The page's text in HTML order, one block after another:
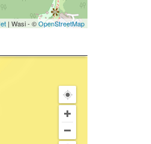
| Wasi - ©OpenStreetMap